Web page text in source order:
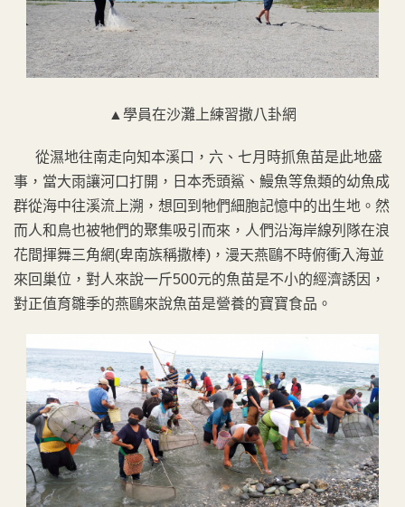
▲學員在沙灘上練習撒八卦網
從濕地往南走向知本溪口，六、七月時抓魚苗是此地盛
事，當大雨讓河口打開，日本禿頭鯊、鰻魚等魚類的幼魚成
群從海中往溪流上溯，想回到牠們細胞記憶中的出生地。然
而人和鳥也被牠們的聚集吸引而來，人們沿海岸線列隊在浪
花間揮舞三角網(卑南族稱撒棒)，漫天燕鷗不時俯衝入海並
來回巢位，對人來說一斤500元的魚苗是不小的經濟誘因，
對正值育雛季的燕鷗來說魚苗是營養的寶寶食品。